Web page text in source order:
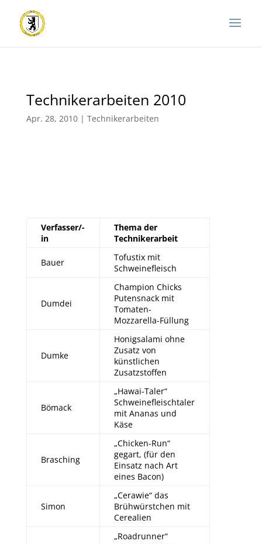
Technikerarbeiten 2010
Apr. 28, 2010| Technikerarbeiten
Verfasser/-
in
Thema der
Technikerarbeit
Bauer
Tofustix mit
Schweinefleisch
Dumdei
Champion Chicks
Putensnack mit
Tomaten-
Mozzarella-Füllung
Dumke
Honigsalami ohne
Zusatz von
künstlichen
Zusatzstoffen
Bömack
„Hawai-Taler“
Schweinefleischtaler
mit Ananas und
Käse
Brasching
„Chicken-Run“
gegart, (für den
Einsatz nach Art
eines Bacon)
Simon
„Cerawie“ das
Brühwürstchen mit
Cerealien
„Roadrunner“